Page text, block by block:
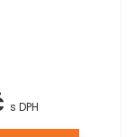
s DPH